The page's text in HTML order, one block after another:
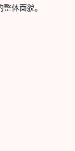
体面貌。